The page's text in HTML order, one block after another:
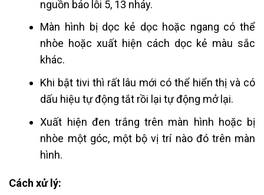
nguồn báo lỗi 5, 13 nháy.
Màn hình bị dọc kẻ dọc hoặc ngang có thể
nhòe hoặc xuất hiện cách dọc kẻ màu sắc
khác.
Khi bật tivi thì rất lâu mới có thể hiển thị và có
dấu hiệu tự động tắt rồi lại tự động mở lại.
Xuất hiện đen trắng trên màn hình hoặc bị
nhòe một góc, một bộ vị trí nào đó trên màn
hình.
Cách xử lý: